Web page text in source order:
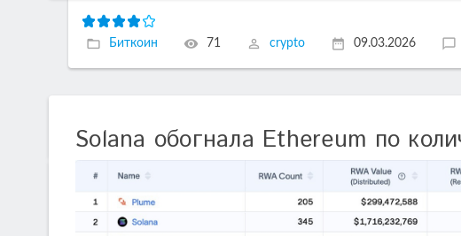
Биткоин 71 crypto 09.03.2026
Solana обогнала Ethereum по